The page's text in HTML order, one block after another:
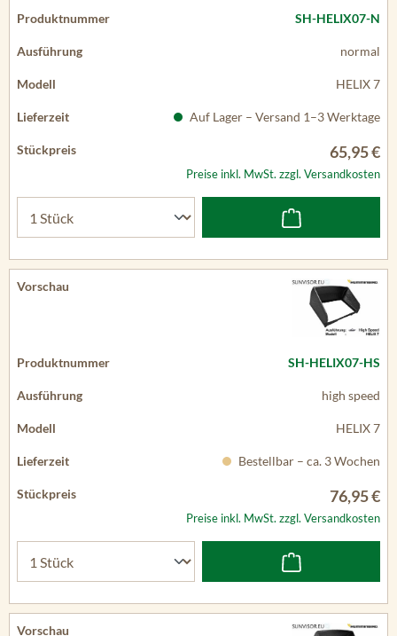
SH-HELIX07-N
normal
HELIX 7
Auf Lager – Versand 1–3 Werktage
65,95 €
Preise inkl. MwSt. zzgl. Versandkosten
SH-HELIX07-HS
high speed
HELIX 7
Bestellbar – ca. 3 Wochen
76,95 €
Preise inkl. MwSt. zzgl. Versandkosten